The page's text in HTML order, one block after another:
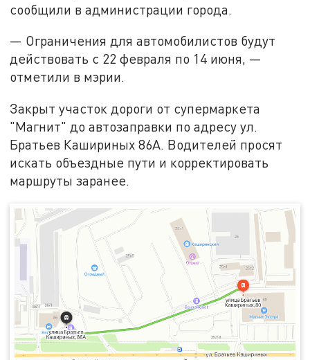
сообщили в администрации города.
— Ограничения для автомобилистов будут
действовать с 22 февраля по 14 июня, —
отметили в мэрии.
Закрыт участок дороги от супермаркета
"Магнит" до автозаправки по адресу ул.
Братьев Кашириных 86А. Водителей просят
искать объездные пути и корректировать
маршруты заранее.